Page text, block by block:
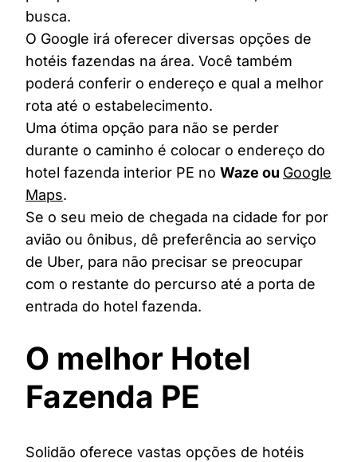
busca.
O Google irá oferecer diversas opções de
hotéis fazendas na área. Você também
poderá conferir o endereço e qual a melhor
rota até o estabelecimento.
Uma ótima opção para não se perder
durante o caminho é colocar o endereço do
hotel fazenda interior PE no Waze ou Google
Maps.
Se o seu meio de chegada na cidade for por
avião ou ônibus, dê preferência ao serviço
de Uber, para não precisar se preocupar
com o restante do percurso até a porta de
entrada do hotel fazenda.
O melhor Hotel
Fazenda PE
Solidão oferece vastas opções de hotéis